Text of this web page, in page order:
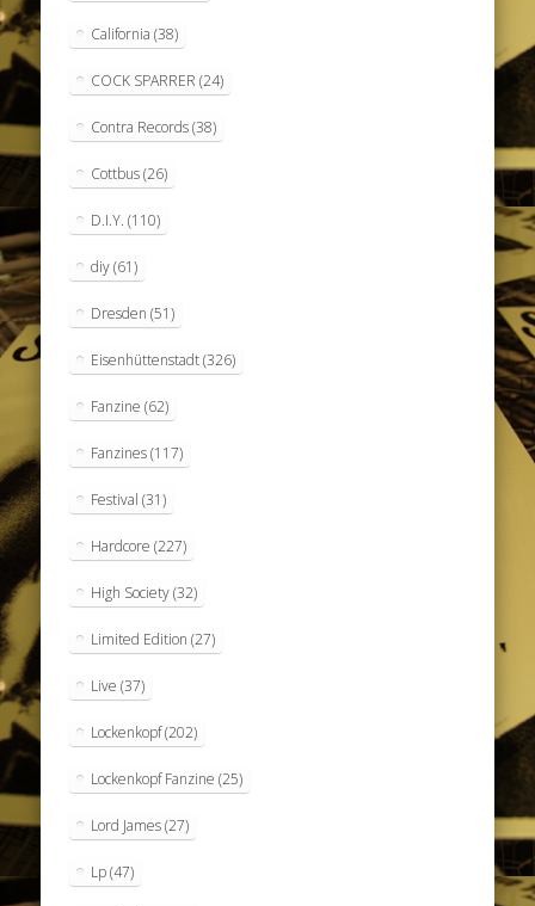
California (38)
COCK SPARRER (24)
Contra Records(38)
Cottbus(26)
D.I.Y. (110)
diy(61)
Dresden (51)
Eisenhüttenstadt(326)
Fanzine (62)
Fanzines(117)
Festival (31)
Hardcore (227)
High Society(32)
Limited Edition (27)
Live (37)
Lockenkopf(202)
Lockenkopf Fanzine (25)
Lord James(27)
Lp(47)